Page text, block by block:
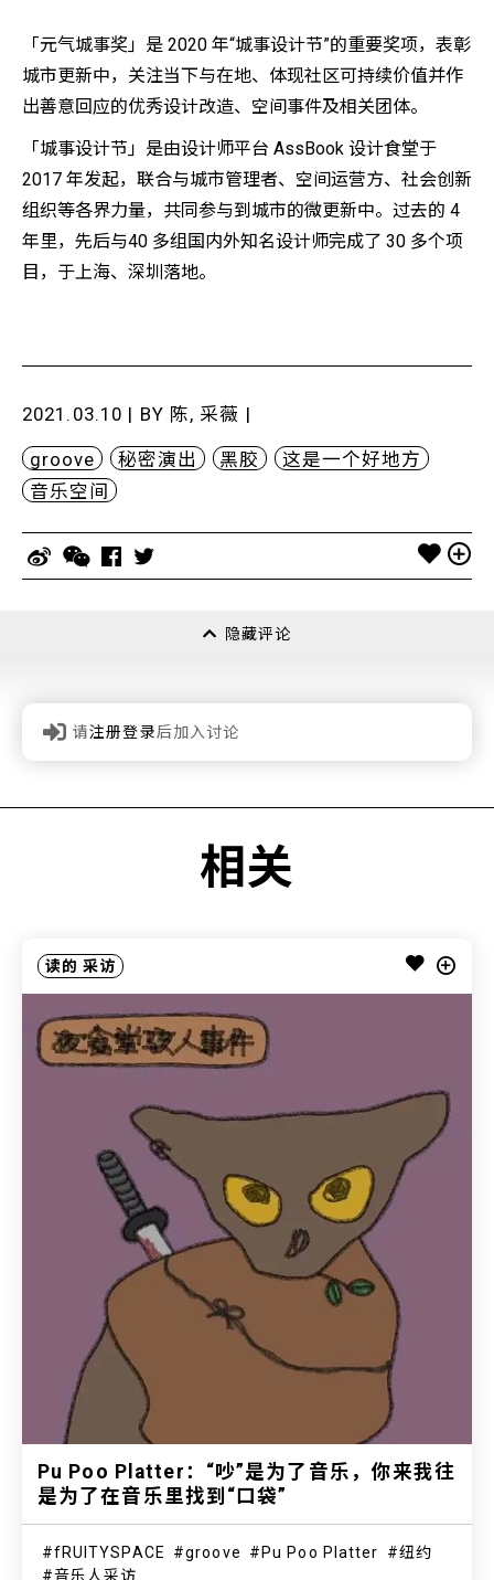
「元气城事奖」是 2020 年“城事设计节”的重要奖项，表彰
城市更新中，关注当下与在地、体现社区可持续价值并作
出善意回应的优秀设计改造、空间事件及相关团体。
「城事设计节」是由设计师平台 AssBook 设计食堂于
2017 年发起，联合与城市管理者、空间运营方、社会创新
组织等各界力量，共同参与到城市的微更新中。过去的 4
年里，先后与40 多组国内外知名设计师完成了 30 多个项
目，于上海、深圳落地。
2021.03.10 | BY 陈, 采薇 |
groove 秘密演出 黑胶
这是一个好地方
音乐空间
隐藏评论
请注册登录后加入讨论
相关
读的 采访
Pu Poo Platter：“吵”是为了音乐，你来我往
是为了在音乐里找到“口袋”
fRUITYSPACE groove Pu Poo Platter
纽约
音乐人采访